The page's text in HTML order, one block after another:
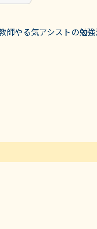
師やる気アシストの勉